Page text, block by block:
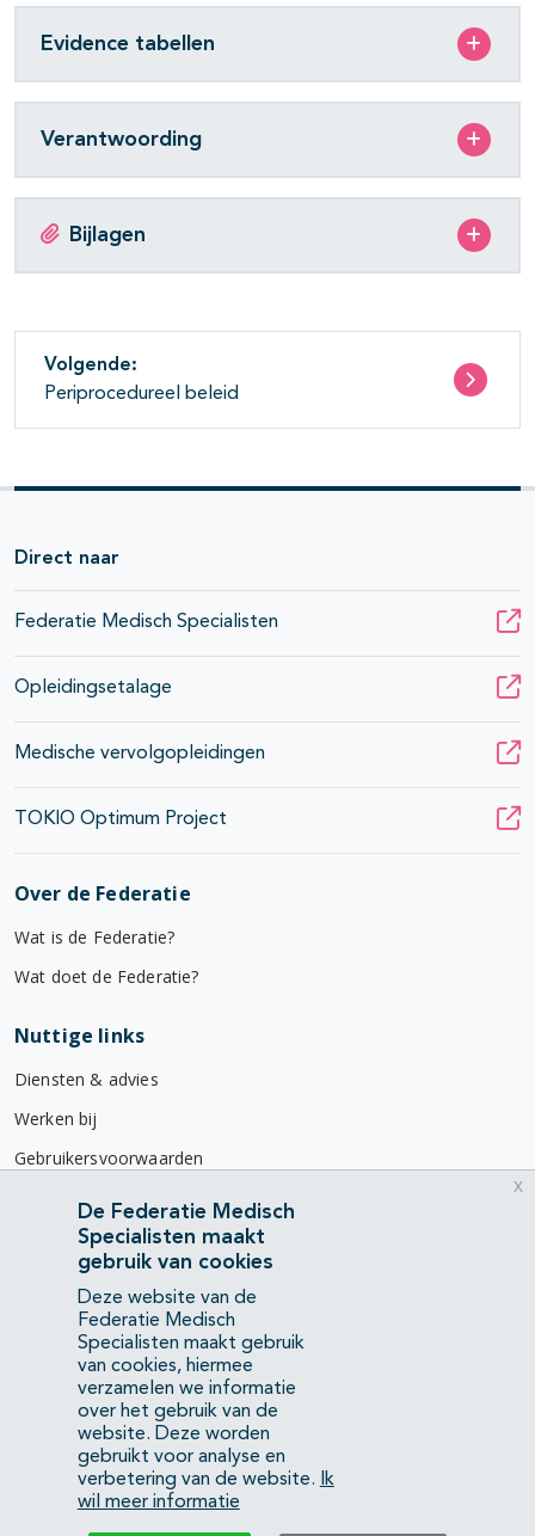
Evidence tabellen
Verantwoording
Bijlagen
Volgende:
Periprocedureel beleid
Direct naar
Federatie Medisch Specialisten
Opleidingsetalage
Medische vervolgopleidingen
TOKIO Optimum Project
Over de Federatie
Wat is de Federatie?
Wat doet de Federatie?
Nuttige links
Diensten & advies
Werken bij
Gebruikersvoorwaarden
Privacyverklaring
Contact
Mercatorlaan 1200
3528 BL Utrecht
(088) 505 34 34
info@richtlijnendatabase.nl
YouTubeLinkedIn
De Federatie Medisch
Specialisten maakt
gebruik van cookies
Deze website van de
Federatie Medisch
Specialisten maakt gebruik
van cookies, hiermee
verzamelen we informatie
over het gebruik van de
website. Deze worden
gebruikt voor analyse en
verbetering van de website.
Ik
wil meer informatie
x